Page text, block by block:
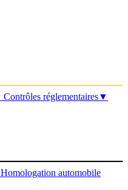
Contrôles réglementaires▼
Homologation automobile